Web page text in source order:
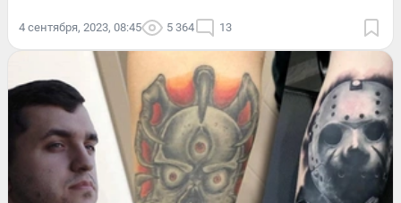
4 сентября, 2023, 08:45 5 364 13